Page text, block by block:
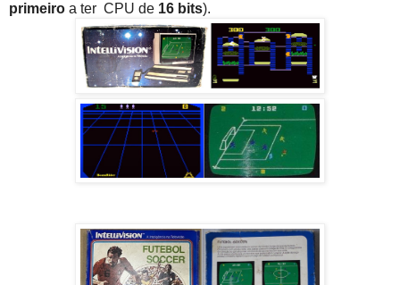
primeiro a ter CPU de 16 bits).